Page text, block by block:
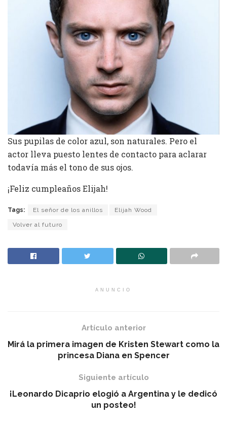
Sus pupilas de color azul, son naturales. Pero el
actor lleva puesto lentes de contacto para aclarar
todavía más el tono de sus ojos.
¡Feliz cumpleaños Elijah!
Tags: El señor de los anillos Elijah Wood
Volver al futuro
ANUNCIO
Artículo anterior
Mirá la primera imagen de Kristen Stewart como la
princesa Diana en Spencer
Siguiente artículo
¡Leonardo Dicaprio elogió a Argentina y le dedicó
un posteo!